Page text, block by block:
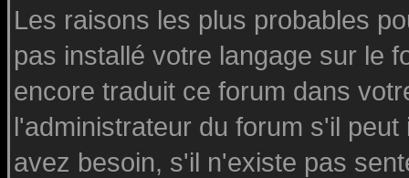
Les raisons les plus probables
pas installé votre langage sur le
encore traduit ce forum dans
l'administrateur du forum s'il
avez besoin, s'il n'existe pas